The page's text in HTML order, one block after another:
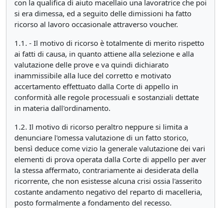
con la qualifica di aiuto macellaio una lavoratrice che poi
si era dimessa, ed a seguito delle dimissioni ha fatto
ricorso al lavoro occasionale attraverso voucher.
1.1. - Il motivo di ricorso è totalmente di merito rispetto
ai fatti di causa, in quanto attiene alla selezione e alla
valutazione delle prove e va quindi dichiarato
inammissibile alla luce del corretto e motivato
accertamento effettuato dalla Corte di appello in
conformità alle regole processuali e sostanziali dettate
in materia dall'ordinamento.
1.2. Il motivo di ricorso peraltro neppure si limita a
denunciare l'omessa valutazione di un fatto storico,
bensì deduce come vizio la generale valutazione dei vari
elementi di prova operata dalla Corte di appello per aver
la stessa affermato, contrariamente ai desiderata della
ricorrente, che non esistesse alcuna crisi ossia l'asserito
costante andamento negativo del reparto di macelleria,
posto formalmente a fondamento del recesso.